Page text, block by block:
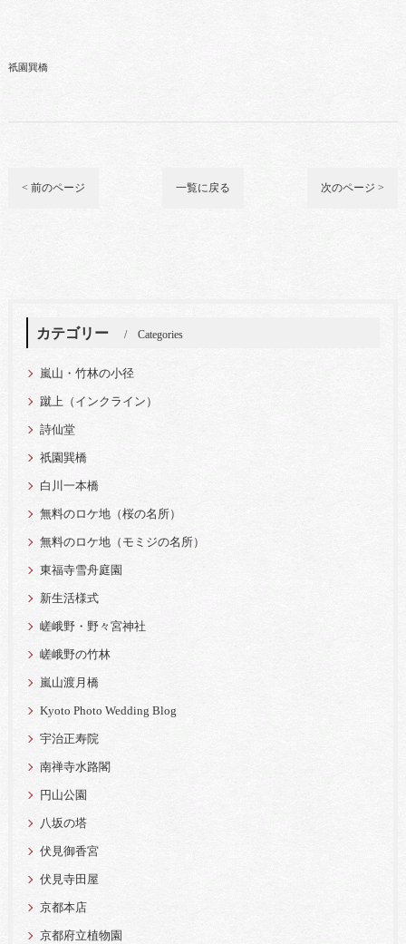
祇園巽橋
< 前のページ 一覧に戻る 次のページ >
カテゴリー Categories
嵐山・竹林の小径
蹴上（インクライン）
詩仙堂
祇園巽橋
白川一本橋
無料のロケ地（桜の名所）
無料のロケ地（モミジの名所）
東福寺雪舟庭園
新生活様式
嵯峨野・野々宮神社
嵯峨野の竹林
嵐山渡月橋
Kyoto Photo Wedding Blog
宇治正寿院
南禅寺水路閣
円山公園
八坂の塔
伏見御香宮
伏見寺田屋
京都本店
京都府立植物園